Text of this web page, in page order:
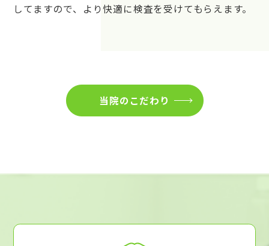
してますので、より快適に検査を受けてもらえます。
当院のこだわり